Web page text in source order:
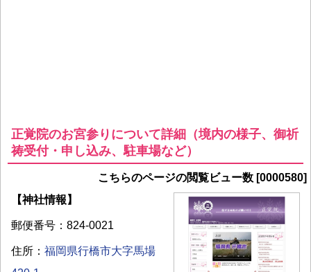
正覚院のお宮参りについて詳細（境内の様子、御祈
祷受付・申し込み、駐車場など）
こちらのページの閲覧ビュー数 [0000580]
【神社情報】
郵便番号：824-0021
住所： 福岡県行橋市大字馬場